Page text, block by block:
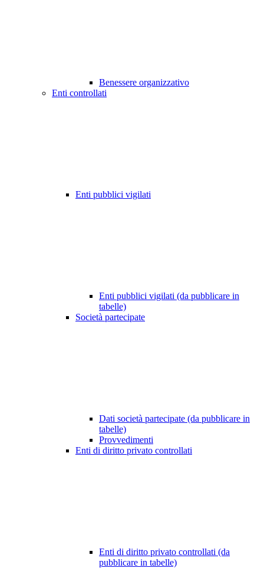
Benessere organizzativo
Enti controllati
Enti pubblici vigilati
Enti pubblici vigilati (da pubblicare in
tabelle)
Società partecipate
Dati società partecipate (da pubblicare in
tabelle)
Provvedimenti
Enti di diritto privato controllati
Enti di diritto privato controllati (da
pubblicare in tabelle)